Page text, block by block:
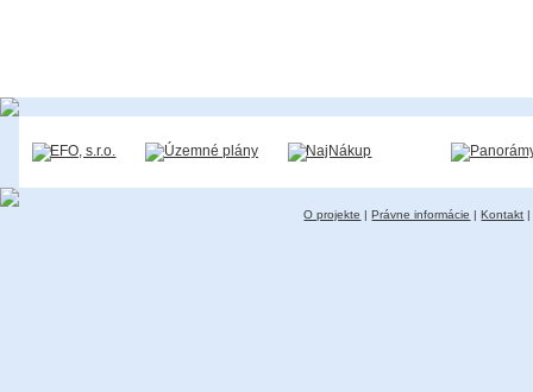
O projekte |Právne informácie |Kontakt